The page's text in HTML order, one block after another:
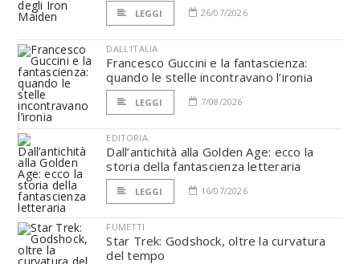
LEGGI 26/07/2026
DALL'ITALIA
Francesco Guccini e la fantascienza:
quando le stelle incontravano l’ironia
LEGGI 7/08/2026
EDITORIA
Dall’antichità alla Golden Age: ecco la
storia della fantascienza letteraria
LEGGI 16/07/2026
FUMETTI
Star Trek: Godshock, oltre la curvatura
del tempo